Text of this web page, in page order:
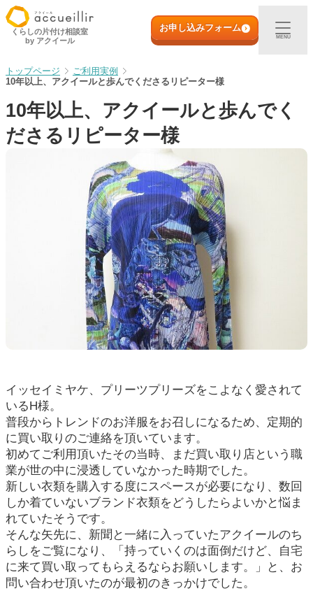
内
容
キ
プ
初めての方へ
宅配買取
店頭買取
ご利用実例
取扱アイテム
店舗一覧
よくある質問
0120-29-5302
お申し込みフォーム
くらしの片付け相談室
by アクイール
お申し込みフォーム
MENU
ご利用実例
10年以上、アクイールと歩んでくださるリピーター様
10年以上、アクイールと歩んでく
ださるリピーター様
イッセイミヤケ、プリーツプリーズをこよなく愛されて
いるH様。
普段からトレンドのお洋服をお召しになるため、定期的
に買い取りのご連絡を頂いています。
初めてご利用頂いたその当時、まだ買い取り店という職
業が世の中に浸透していなかった時期でした。
新しい衣類を購入する度にスペースが必要になり、数回
しか着ていないブランド衣類をどうしたらよいかと悩ま
れていたそうです。
そんな矢先に、新聞と一緒に入っていたアクイールのち
らしをご覧になり、「持っていくのは面倒だけど、自宅
に来て買い取ってもらえるならお願いします。」と、お
問い合わせ頂いたのが最初のきっかけでした。